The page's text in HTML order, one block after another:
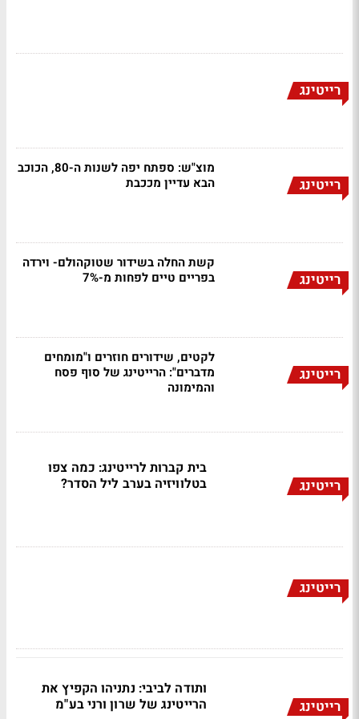
רייטינג
רייטינג
מוצ"ש: ספתח יפה לשנות ה-80, הכוכב
הבא עדיין מככבת
רייטינג
קשת החלה בשידור שטוקהולם- וירדה
בפריים טיים לפחות מ-7%
רייטינג
לקטים, שידורים חוזרים ו"מומחים
מדברים": הרייטינג של סוף פסח
והמימונה
רייטינג
בית קברות לרייטינג: כמה צפו
בטלוויזיה בערב ליל הסדר?
רייטינג
רייטינג
ותודה לביבי: נתניהו הקפיץ את
הרייטינג של שרון ורני בע"מ